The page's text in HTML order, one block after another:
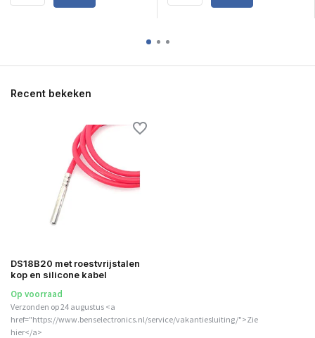
Recent bekeken
DS18B20 met roestvrijstalen
kop en silicone kabel
Op voorraad
Verzonden op 24 augustus <a
href="https://www.benselectronics.nl/service/vakantiesluiting/">Zie
hier</a>